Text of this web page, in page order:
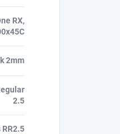
RX,
2mm
2.5